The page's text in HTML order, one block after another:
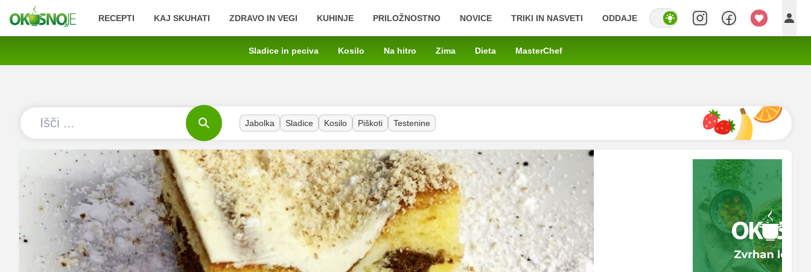
RECEPTI KAJ SKUHATI ZDRAVO IN VEGI KUHINJE PRILOŽNOSTNO NOVICE TRIKI IN NASVETI ODDAJE
Sladice in peciva Kosilo Na hitro Zima Dieta MasterChef
Jabolka Sladice Kosilo Piškoti Testenine